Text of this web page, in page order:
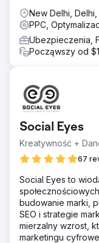
New Delhi, Delhi,
PPC,
Ubezpieczenia,
Począwszy od
Social Eyes
Kreatywność +
67
Social Eyes to
budowanie marki,
SEO i strategie
mierzalny wzrost,
marketingu